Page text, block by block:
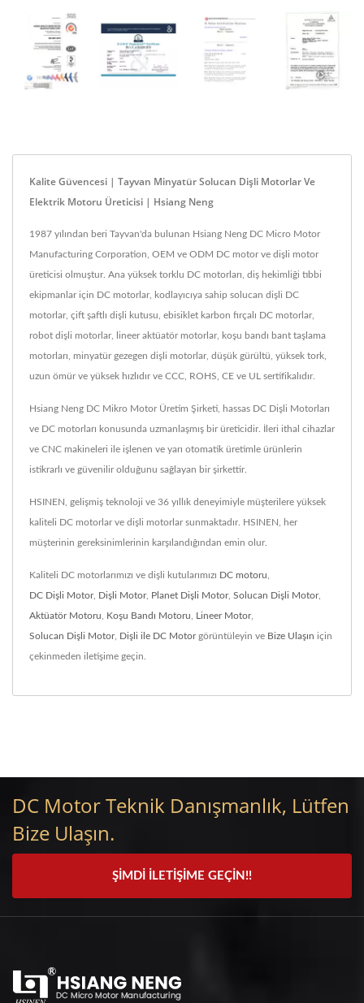
Kalite Güvencesi | Tayvan Minyatür Solucan Dişli Motorlar Ve
Elektrik Motoru Üreticisi | Hsiang Neng
1987 yılından beri Tayvan'da bulunan Hsiang Neng DC Micro Motor
Manufacturing Corporation, OEM ve ODM DC motor ve dişli motor
üreticisi olmuştur. Ana yüksek torklu DC motorları, diş hekimliği tıbbi
ekipmanlar için DC motorlar, kodlayıcıya sahip solucan dişli DC
motorlar, çift şaftlı dişli kutusu, ebisiklet karbon fırçalı DC motorlar,
robot dişli motorlar, lineer aktüatör motorlar, koşu bandı bant taşlama
motorları, minyatür gezegen dişli motorlar, düşük gürültü, yüksek tork,
uzun ömür ve yüksek hızlıdır ve CCC, ROHS, CE ve UL sertifikalıdır.
Hsiang Neng DC Mikro Motor Üretim Şirketi, hassas DC Dişli Motorları
ve DC motorları konusunda uzmanlaşmış bir üreticidir. İleri ithal cihazlar
ve CNC makineleri ile işlenen ve yarı otomatik üretimle ürünlerin
istikrarlı ve güvenilir olduğunu sağlayan bir şirkettir.
HSINEN, gelişmiş teknoloji ve 36 yıllık deneyimiyle müşterilere yüksek
kaliteli DC motorlar ve dişli motorlar sunmaktadır. HSINEN, her
müşterinin gereksinimlerinin karşılandığından emin olur.
Kaliteli DC motorlarımızı ve dişli kutularımızı DC motoru
DC Dişli Motor, Dişli Motor, Planet Dişli Motor, Solucan Dişli Motor,
Aktüatör Motoru Koşu Bandı Motoru Lineer Motor,
Solucan Dişli Motor, Dişli ile DC Motorgörüntüleyin ve Bize Ulaşın için
çekinmeden iletişime geçin.
DC Motor Teknik Danışmanlık, Lütfen
Bize Ulaşın.
ŞIMDI İLETIŞIME GEÇIN!!